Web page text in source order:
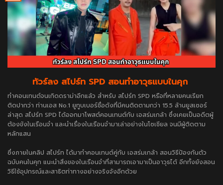
ทัวร์ลง สไปร์ท SPD สอนทำอาวุธแบบในคุก
ทำคอนเทนต์จนเกิดดราม่าอีกแล้ว สำหรับ สไปร์ท SPD หรือที่หลายคนเรียก
ติดปากว่า ท่านเอส No.1 ยูทูบเบอร์ชื่อดังที่มีคนติดตามกว่า 15.5 ล้านยูสเซอร์
ล่าสุด สไปร์ท SPD ได้ออกมาโพสต์คอนเทนต์กับ เอสร่มเกล้า ซึ่งเคยเป็นอดีตผู้
ต้องขังในเรือนจำ และนำเรื่องในเรือนจำมาเล่าอย่างในโซเชียล จนมีผู้ติดตาม
หลักแสน
ซึ่งภายในคลิป สไปร์ท ได้มาทำคอนเทนต์คู่กับ เอสร่มเกล้า สอนวิธีป้องกันตัว
ฉบับคนในคุก แนะนำสิ่งของในเรือนจำที่สามารถเอามาเป็นอาวุธได้ อีกทั้งยังสอน
วิธีใช้อุปกรณ์และสาธิตท่าทางอย่างจริงจังอีกด้วย